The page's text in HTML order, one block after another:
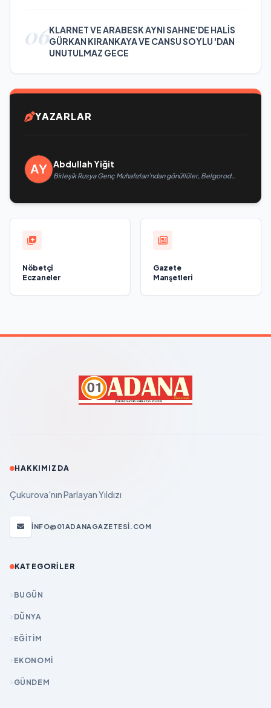
06KLARNET VE ARABESK AYNI SAHNE'DE HALİS
GÜRKAN KIRANKAYA VE CANSU SOYLU 'DAN
UNUTULMAZ GECE
YAZARLAR
Abdullah Yiğit
Birleşik Rusya Genç Muhafızları’ndan gönüllüler, Belgorod
Nöbetçi
Eczaneler
Gazete
Manşetleri
HAKKIMIZDA
Çukurova'nın Parlayan Yıldızı
INFO@01ADANAGAZETESI.COM
KATEGORILER
BUGÜN
DÜNYA
EĞİTİM
EKONOMİ
GÜNDEM